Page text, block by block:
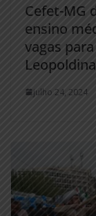
Cefet-MG
ensino
vagas
Leopoldina
julho 24, 2024